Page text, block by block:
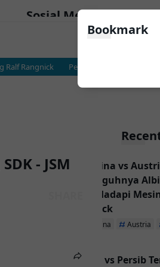
Sosial Media
Rangnick Persija vs Persib Terancam
- JSM Argentina vs
Sesungguhnya
Messi Hadapi
Rangnick
Argentina Austria
Persija vs Persib
Bookmark